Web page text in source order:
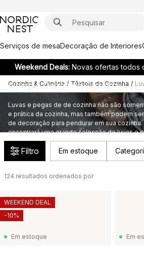
Serviços de mesaDecoração de Interiores
Weekend Deals: Novas ofertas todos
Cozinha & Culinária / Têxteis de Cozinha /
Luvas e Pegas de Cozinha
Luvas e pegas de de cozinha não são
e prática da cozinha, mas também podem
de decoração para pendurar em sua
encontrará uma grande selecção de luvas e
renome.
Filtro Em estoque
124 resultados ordenados por
Em estoque
WEEKEND DEAL
-10%
Em